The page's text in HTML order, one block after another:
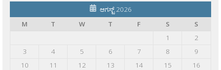
ಆಗಸ್ಟ್ 2026
M
T W T F S
S
1
2
3
4 5 6 7 8
9
10
11 12 13 14 15
16